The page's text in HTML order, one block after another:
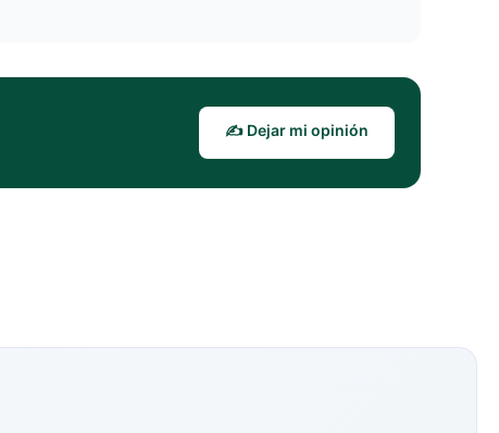
✍️ Dejar mi opinión